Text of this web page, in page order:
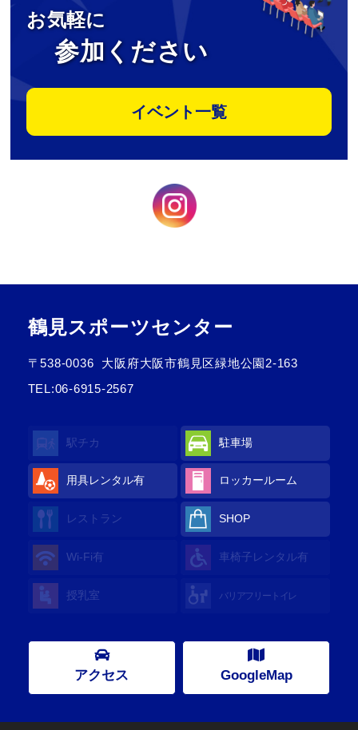
お気軽に
参加ください
イベント一覧
鶴見スポーツセンター
〒538-0036
大阪府大阪市鶴見区緑地公園2-163
TEL:06-6915-2567
駅チカ 駐車場
用具レンタル有 ロッカールーム
レストラン SHOP
Wi-Fi有 車椅子レンタル有
授乳室 バリアフリートイレ
アクセス GoogleMap